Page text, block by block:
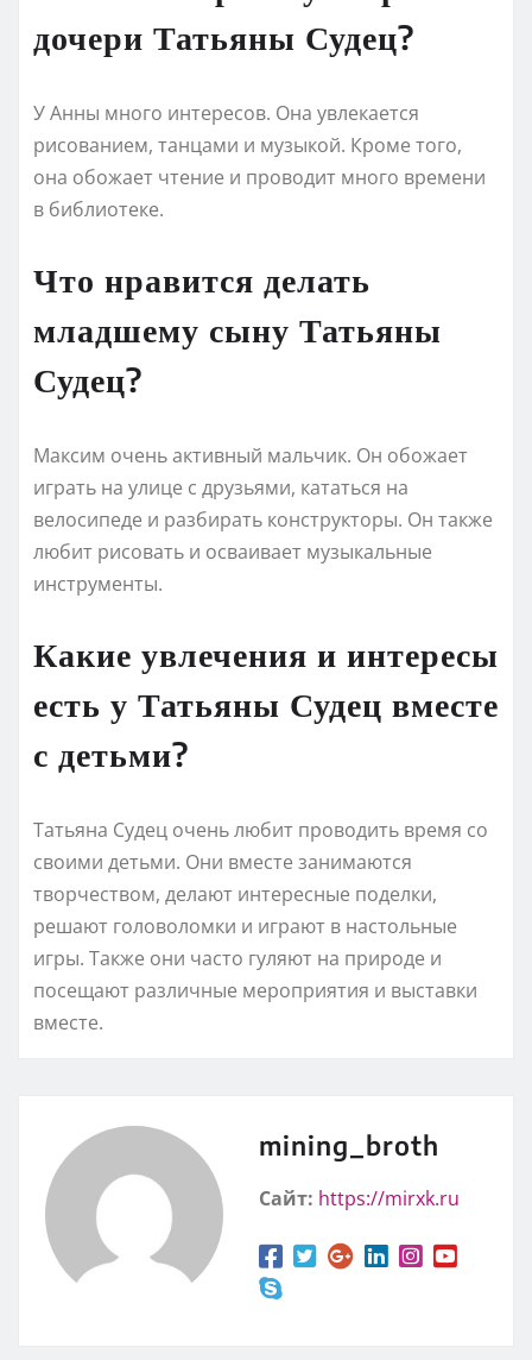
дочери Татьяны Судец?
У Анны много интересов. Она увлекается
рисованием, танцами и музыкой. Кроме того,
она обожает чтение и проводит много времени
в библиотеке.
Что нравится делать
младшему сыну Татьяны
Судец?
Максим очень активный мальчик. Он обожает
играть на улице с друзьями, кататься на
велосипеде и разбирать конструкторы. Он также
любит рисовать и осваивает музыкальные
инструменты.
Какие увлечения и интересы
есть у Татьяны Судец вместе
с детьми?
Татьяна Судец очень любит проводить время со
своими детьми. Они вместе занимаются
творчеством, делают интересные поделки,
решают головоломки и играют в настольные
игры. Также они часто гуляют на природе и
посещают различные мероприятия и выставки
вместе.
mining_broth
Сайт: https://mirxk.ru